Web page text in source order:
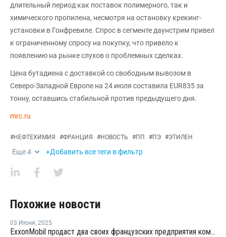
длительный период как поставок полимерного, так и
химического пропилена, несмотря на остановку крекинг-
установки в Гонфревиле. Спрос в сегменте даунстрим привел
к ограниченному спросу на покупку, что привело к
появлению на рынке слухов о проблемных сделках.
Цена бутадиена с доставкой со свободным вывозом в
Северо-Западной Европе на 24 июля составила EUR835 за
тонну, оставшись стабильной против предыдущего дня.
mrc.ru
#НЕФТЕХИМИЯ #ФРАНЦИЯ #НОВОСТЬ #ПП #ПЭ #ЭТИЛЕН
Еще4 +Добавить все теги в фильтр
Похожие новости
03 Июня, 2025
ExxonMobil продаст два своих французских предприятия компании North Atlantic